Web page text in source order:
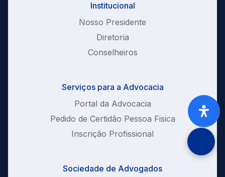
Institucional
Nosso Presidente
Diretoria
Conselheiros
Serviços para a Advocacia
Portal da Advocacia
Pedido de Certidão Pessoa Fisica
Inscrição Profissional
Sociedade de Advogados